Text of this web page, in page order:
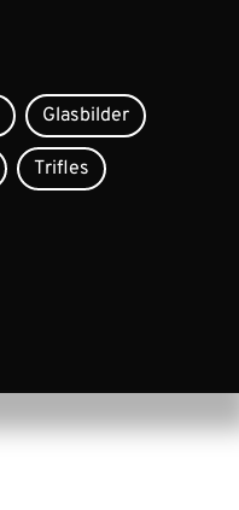
Glasbilder
Trifles